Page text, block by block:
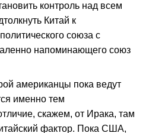
контроль над всем
Китай к
союза с
напоминающего союз
американцы пока ведут
именно тем
скажем, от Ирака, там
фактор. Пока США,